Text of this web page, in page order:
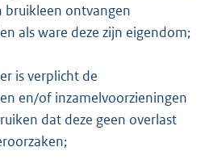
bruikleen ontvangen
als ware deze zijn eigendom;
is verplicht de
en/of inzamelvoorzieningen
dat deze geen overlast